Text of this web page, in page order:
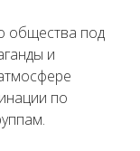
общества под
и
по